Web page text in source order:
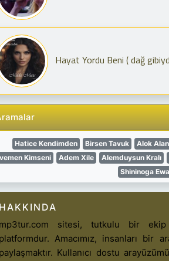
Hayat Yordu Beni ( dağ
Hatice Kendimden Birsen Tavuk Alok Alan
Kimseni
Adem Xile Alemduysun Kralı
Shininoga Ewa
HAKKINDA
mp3tur.com sitesi, tutkulu bir ekip
platformdur. Amacımız, insanları bir
paylaşmaktır. Kullanıcı dostu